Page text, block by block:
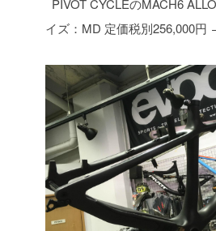
PIVOT CYCLEのMACH6
イズ：MD 定価税別256,000円